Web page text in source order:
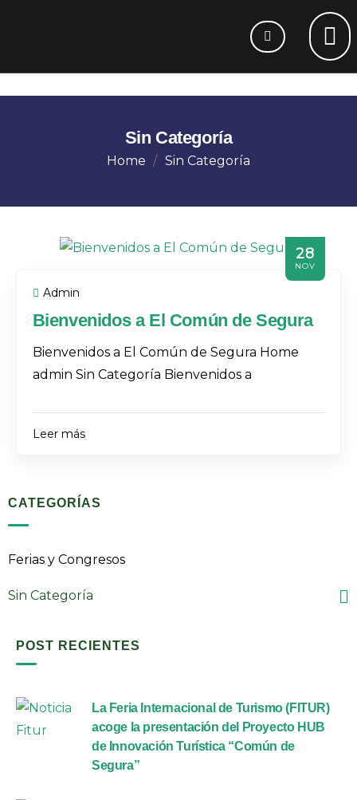
Sin Categoría
Home Sin Categoría
28
NOV
Admin
Bienvenidos a El Común de Segura
Bienvenidos a El Común de Segura Home
admin Sin Categoría Bienvenidos a
Leer más
CATEGORÍAS
Ferias y Congresos
Sin Categoría
POST RECIENTES
La Feria Internacional de Turismo (FITUR)
acoge la presentación del Proyecto HUB
de Innovación Turística “Común de
Segura”